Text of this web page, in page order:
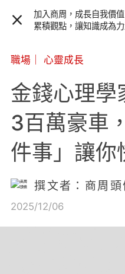
加入商周，成長自我價值
累積觀點，讓知識成為
職場 心靈成長
金錢心理學
3百萬豪車
件事」讓你
撰文者：商周
2025/12/06